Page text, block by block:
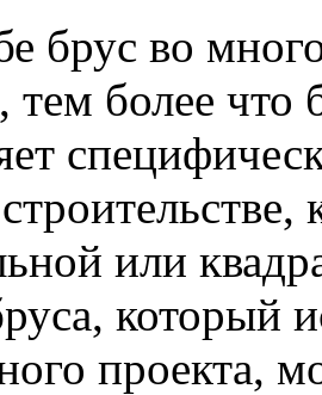
брус во
тем более что
или
который
проекта,